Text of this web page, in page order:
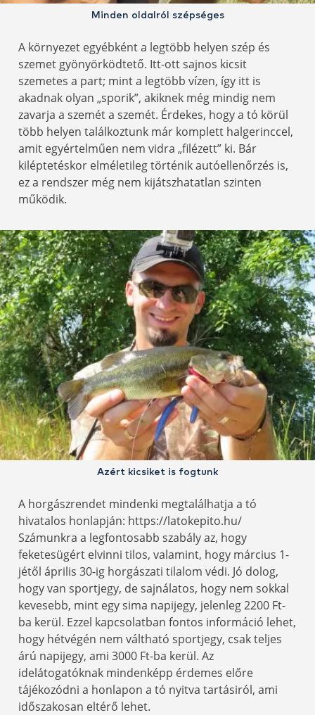
Minden oldalról szépséges
A környezet egyébként a legtöbb helyen szép és
szemet gyönyörködtető. Itt-ott sajnos kicsit
szemetes a part; mint a legtöbb vízen, így itt is
akadnak olyan „sporik”, akiknek még mindig nem
zavarja a szemét a szemét. Érdekes, hogy a tó körül
több helyen találkoztunk már komplett halgerinccel,
amit egyértelműen nem vidra „filézett” ki. Bár
kiléptetéskor elméletileg történik autóellenőrzés is,
ez a rendszer még nem kijátszhatatlan szinten
működik.
Azért kicsiket is fogtunk
A horgászrendet mindenki megtalálhatja a tó
hivatalos honlapján: https://latokepito.hu/
Számunkra a legfontosabb szabály az, hogy
feketesügért elvinni tilos, valamint, hogy március 1-
jétől április 30-ig horgászati tilalom védi. Jó dolog,
hogy van sportjegy, de sajnálatos, hogy nem sokkal
kevesebb, mint egy sima napijegy, jelenleg 2200 Ft-
ba kerül. Ezzel kapcsolatban fontos információ lehet,
hogy hétvégén nem váltható sportjegy, csak teljes
árú napijegy, ami 3000 Ft-ba kerül. Az
idelátogatóknak mindenképp érdemes előre
tájékozódni a honlapon a tó nyitva tartásiról, ami
időszakosan eltérő lehet.